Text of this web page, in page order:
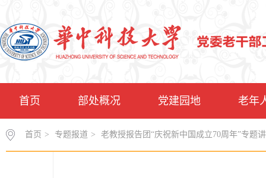
首页 部处概况 党建园地 老年
首页 > 专题报道 > 老教授报告团“庆祝新中国成立70周年”专题